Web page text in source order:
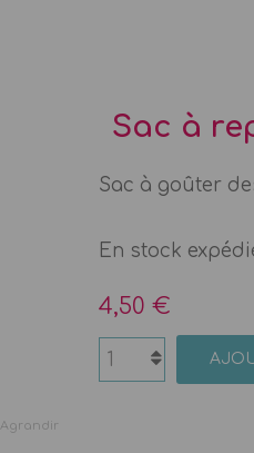
Agrandir
Sac à
Sac à goûter
En stock
4,50 €